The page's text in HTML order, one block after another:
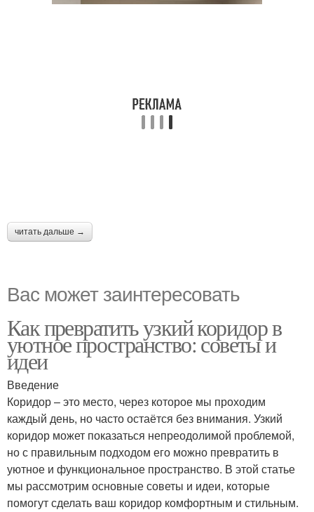
читать дальше →
Вас может заинтересовать
Как превратить узкий коридор в
уютное пространство: советы и
идеи
Введение
Коридор – это место, через которое мы проходим
каждый день, но часто остаётся без внимания. Узкий
коридор может показаться непреодолимой проблемой,
но с правильным подходом его можно превратить в
уютное и функциональное пространство. В этой статье
мы рассмотрим основные советы и идеи, которые
помогут сделать ваш коридор комфортным и стильным.